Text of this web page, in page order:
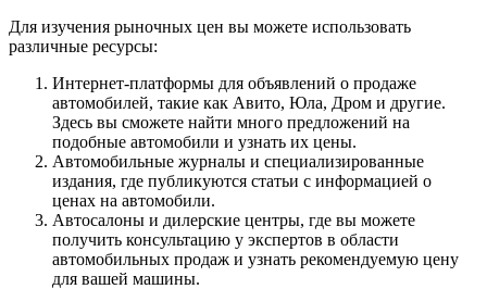
Для изучения рыночных цен вы можете использовать
различные ресурсы:
Интернет-платформы для объявлений о продаже
автомобилей, такие как Авито, Юла, Дром и другие.
Здесь вы сможете найти много предложений на
подобные автомобили и узнать их цены.
Автомобильные журналы и специализированные
издания, где публикуются статьи с информацией о
ценах на автомобили.
Автосалоны и дилерские центры, где вы можете
получить консультацию у экспертов в области
автомобильных продаж и узнать рекомендуемую цену
для вашей машины.